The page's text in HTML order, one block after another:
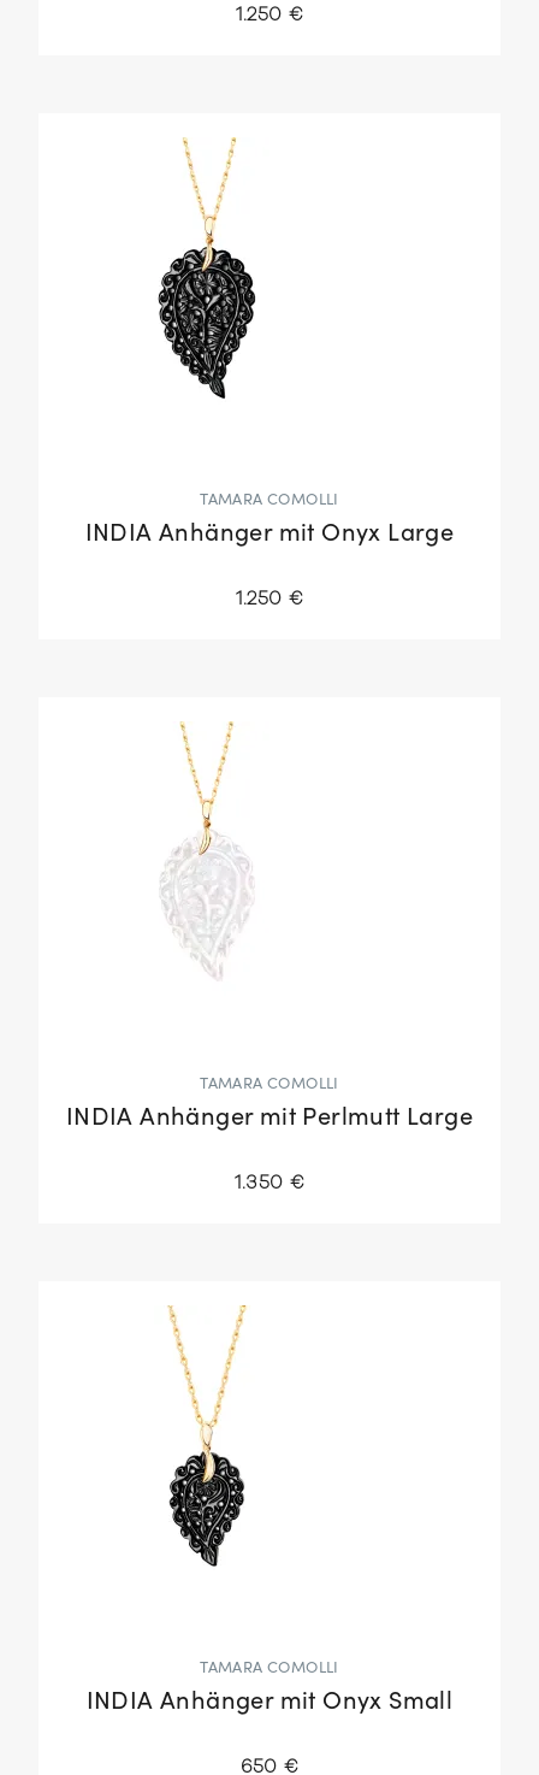
1.250 €
TAMARA COMOLLI
INDIA Anhänger mit Onyx Large
1.250 €
TAMARA COMOLLI
INDIA Anhänger mit Perlmutt Large
1.350 €
TAMARA COMOLLI
INDIA Anhänger mit Onyx Small
650 €